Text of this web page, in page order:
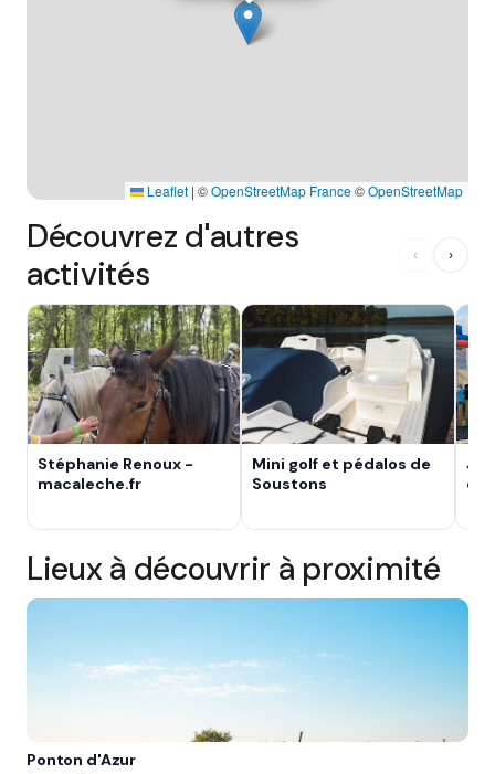
Leaflet | ©OpenStreetMap France©OpenStreetMap
Découvrez d'autres
activités
‹ ›
Stéphanie Renoux -
macaleche.fr
Mini golf et pédalos de
Soustons
Lieux à découvrir à proximité
Ponton d'Azur